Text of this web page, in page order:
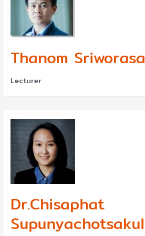
Thanom Sriworasa
Lecturer
Dr.Chisaphat
Supunyachotsakul